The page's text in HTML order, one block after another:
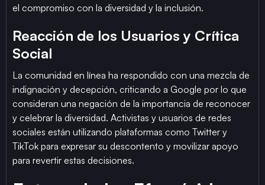
el compromiso con la diversidad y la inclusión.
Reacción de los Usuarios y Crítica
Social
La comunidad en línea ha respondido con una mezcla de
indignación y decepción, criticando a Google por lo que
consideran una negación de la importancia de reconocer
y celebrar la diversidad. Activistas y usuarios de redes
sociales están utilizando plataformas como Twitter y
TikTok para expresar su descontento y movilizar apoyo
para revertir estas decisiones.